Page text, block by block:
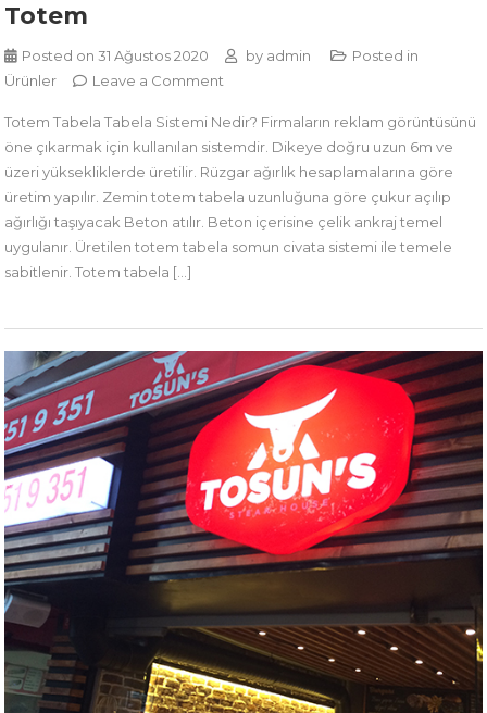
Totem
Posted on31 Ağustos 2020 by admin
Posted in
Ürünler
Leave a Comment
Totem Tabela Tabela Sistemi Nedir? Firmaların reklam görüntüsünü
öne çıkarmak için kullanılan sistemdir. Dikeye doğru uzun 6m ve
üzeri yüksekliklerde üretilir. Rüzgar ağırlık hesaplamalarına göre
üretim yapılır. Zemin totem tabela uzunluğuna göre çukur açılıp
ağırlığı taşıyacak Beton atılır. Beton içerisine çelik ankraj temel
uygulanır. Üretilen totem tabela somun civata sistemi ile temele
sabitlenir. Totem tabela […]